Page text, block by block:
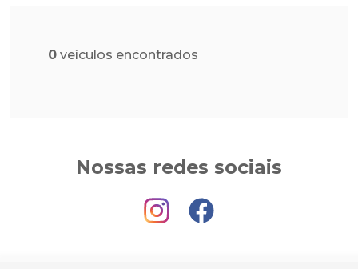
0 veículos encontrados
Nossas redes sociais